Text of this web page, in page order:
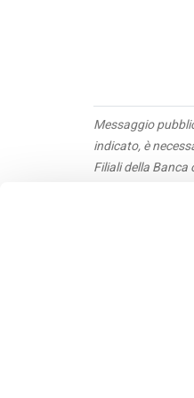
Messaggio
indicato, è
Filiali della